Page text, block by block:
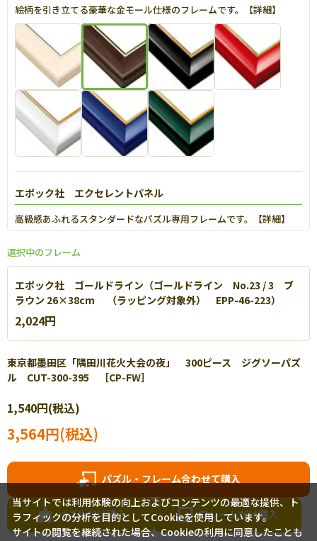
絵柄を引き立てる豪華な金モール仕様のフレームです。【詳細】
エポック社 エクセレントパネル
高級感あふれるスタンダードなパズル専用フレームです。【詳細】
エポック社 パネルマックス
軽量なアルミを使用し丈夫で扱いやすいパネルです。【
選択中のフレーム
エポック社 ゴールドライン（ゴールドライン No.23 / 3 ブ
ラウン 26×38cm （ラッピング対象外） EPP-46-223）
2,024円
東京都墨田区「隅田川花火大会の夜」 300ピース ジグソーパズ
ル CUT-300-395 ［CP-FW］
1,540円(税込)
3,564円(税込)
パズル・フレーム合わせて購入
パズルだけ購入 フレームだけ購入
当サイトでは利用体験の向上およびコンテンツの最適な提供、ト
ラフィックの分析を目的としてCookieを使用しています。
サイトの閲覧を継続された場合、Cookieの利用に同意したことも